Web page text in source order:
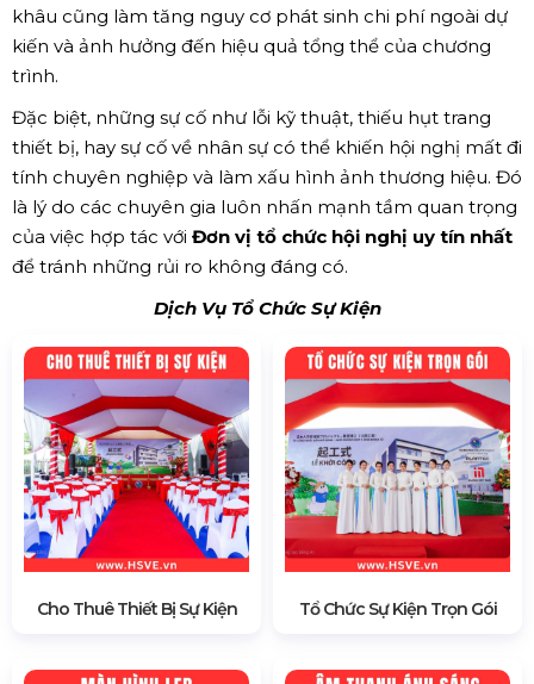
khâu cũng làm tăng nguy cơ phát sinh chi phí ngoài dự
kiến và ảnh hưởng đến hiệu quả tổng thể của chương
trình.
Đặc biệt, những sự cố như lỗi kỹ thuật, thiếu hụt trang
thiết bị, hay sự cố về nhân sự có thể khiến hội nghị mất đi
tính chuyên nghiệp và làm xấu hình ảnh thương hiệu. Đó
là lý do các chuyên gia luôn nhấn mạnh tầm quan trọng
của việc hợp tác với Đơn vị tổ chức hội nghị uy tín nhất
để tránh những rủi ro không đáng có.
Dịch Vụ Tổ Chức Sự Kiện
Cho Thuê Thiết Bị Sự Kiện Tổ Chức Sự Kiện Trọn Gói